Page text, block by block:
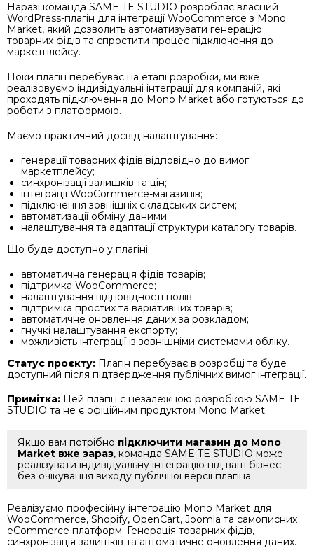
Наразі команда SAME TE STUDIO розробляє власний
WordPress-плагін для інтеграції WooCommerce з Mono
Market, який дозволить автоматизувати генерацію
товарних фідів та спростити процес підключення до
маркетплейсу.
Поки плагін перебуває на етапі розробки, ми вже
реалізовуємо індивідуальні інтеграції для компаній, які
проходять підключення до Mono Market або готуються до
роботи з платформою.
Маємо практичний досвід налаштування:
генерації товарних фідів відповідно до вимог
маркетплейсу;
синхронізації залишків та цін;
інтеграції WooCommerce-магазинів;
підключення зовнішніх складських систем;
автоматизації обміну даними;
налаштування та адаптації структури каталогу товарів.
Що буде доступно у плагіні:
автоматична генерація фідів товарів;
підтримка WooCommerce;
налаштування відповідності полів;
підтримка простих та варіативних товарів;
автоматичне оновлення даних за розкладом;
гнучкі налаштування експорту;
можливість інтеграції із зовнішніми системами обліку.
Статус проєкту: Плагін перебуває в розробці та буде
доступний після підтвердження публічних вимог інтеграції.
Примітка: Цей плагін є незалежною розробкою SAME TE
STUDIO та не є офіційним продуктом Mono Market.
Якщо вам потрібно підключити магазин до Mono
Market вже зараз, команда SAME TE STUDIO може
реалізувати індивідуальну інтеграцію під ваш бізнес
без очікування виходу публічної версії плагіна.
Реалізуємо професійну інтеграцію Mono Market для
WooCommerce, Shopify, OpenCart, Joomla та самописних
eCommerce платформ. Генерація товарних фідів,
синхронізація залишків та автоматичне оновлення даних.